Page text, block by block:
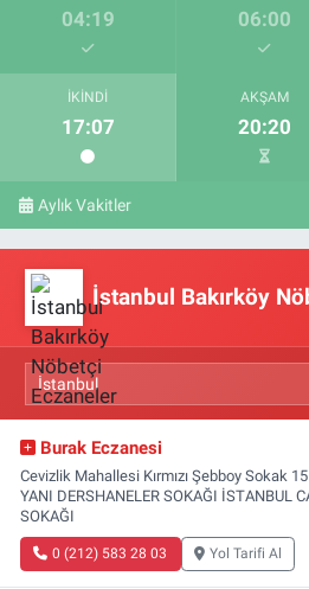
04:19 06:00
İKINDI
17:07
AKŞAM
20:20
Aylık Vakitler
İstanbul Bakırköy
Burak Eczanesi
Cevizlik Mahallesi Kırmızı Şebboy Sokak
YANI DERSHANELER SOKAĞI İSTANBUL
SOKAĞI
0 (212) 583 28 03 Yol Tarifi Al